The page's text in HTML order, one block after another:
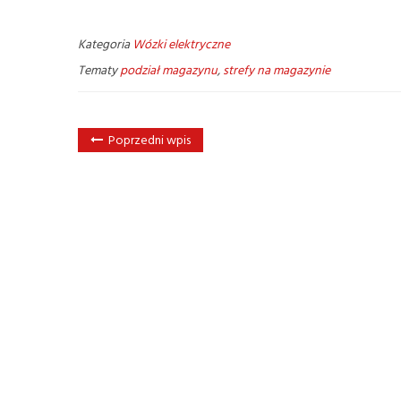
KategoriaWózki elektryczne
Tematypodział magazynu,strefy na magazynie
Poprzedni wpis